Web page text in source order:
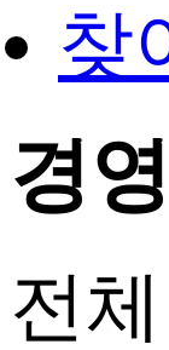
찾
경
전체